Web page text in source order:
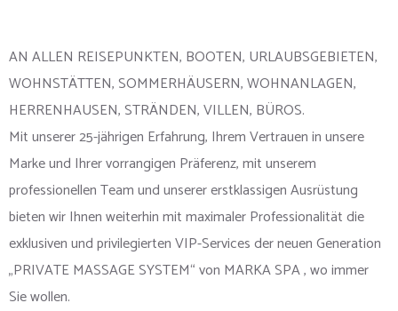
AN ALLEN REISEPUNKTEN, BOOTEN, URLAUBSGEBIETEN,
WOHNSTÄTTEN, SOMMERHÄUSERN, WOHNANLAGEN,
HERRENHAUSEN, STRÄNDEN, VILLEN, BÜROS.
Mit unserer 25-jährigen Erfahrung, Ihrem Vertrauen in unsere
Marke und Ihrer vorrangigen Präferenz, mit unserem
professionellen Team und unserer erstklassigen Ausrüstung
bieten wir Ihnen weiterhin mit maximaler Professionalität die
exklusiven und privilegierten VIP-Services der neuen Generation
„PRIVATE MASSAGE SYSTEM“ von MARKA SPA , wo immer
Sie wollen.